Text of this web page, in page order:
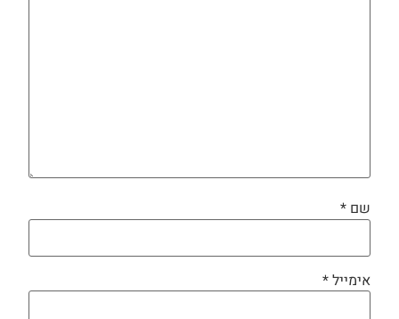
שם *
אימייל*